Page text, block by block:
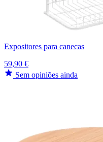
Expositores para canecas
59,90 €
Sem opiniões ainda